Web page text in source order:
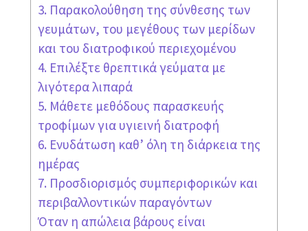
3. Παρακολούθηση της σύνθεσης των
γευμάτων, του μεγέθους των μερίδων
και του διατροφικού περιεχομένου
4. Επιλέξτε θρεπτικά γεύματα με
λιγότερα λιπαρά
5. Μάθετε μεθόδους παρασκευής
τροφίμων για υγιεινή διατροφή
6. Ενυδάτωση καθ’ όλη τη διάρκεια της
ημέρας
7. Προσδιορισμός συμπεριφορικών και
περιβαλλοντικών παραγόντων
Όταν η απώλεια βάρους είναι